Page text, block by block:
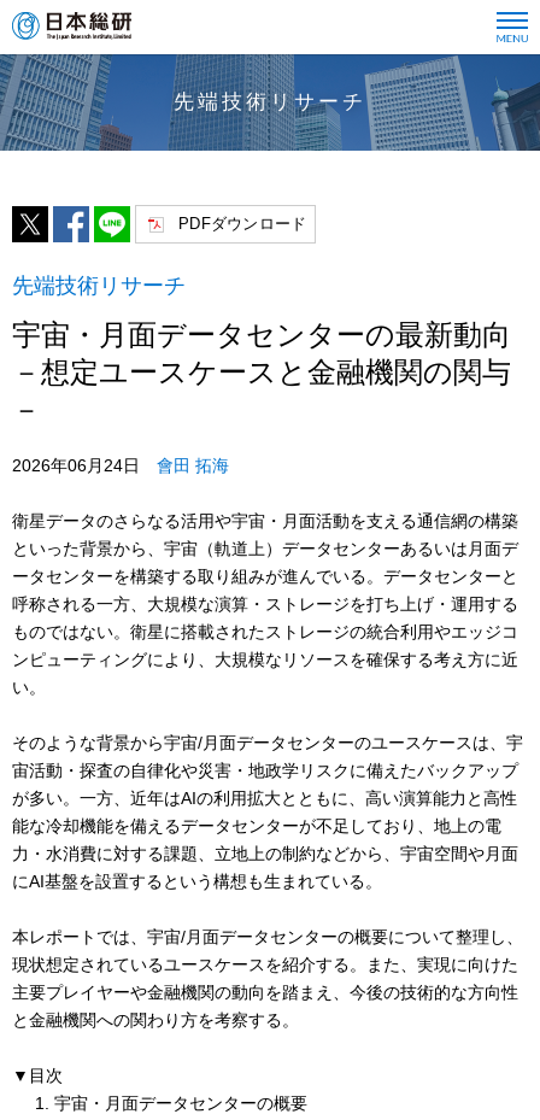
先端技術リサーチ
PDFダウンロード
先端技術リサーチ
宇宙・月面データセンターの最新動向
－想定ユースケースと金融機関の関与
－
2026年06月24日 會田 拓海
衛星データのさらなる活用や宇宙・月面活動を支える通信網の構築
といった背景から、宇宙（軌道上）データセンターあるいは月面デ
ータセンターを構築する取り組みが進んでいる。データセンターと
呼称される一方、大規模な演算・ストレージを打ち上げ・運用する
ものではない。衛星に搭載されたストレージの統合利用やエッジコ
ンピューティングにより、大規模なリソースを確保する考え方に近
い。
そのような背景から宇宙/月面データセンターのユースケースは、宇
宙活動・探査の自律化や災害・地政学リスクに備えたバックアップ
が多い。一方、近年はAIの利用拡大とともに、高い演算能力と高性
能な冷却機能を備えるデータセンターが不足しており、地上の電
力・水消費に対する課題、立地上の制約などから、宇宙空間や月面
にAI基盤を設置するという構想も生まれている。
本レポートでは、宇宙/月面データセンターの概要について整理し、
現状想定されているユースケースを紹介する。また、実現に向けた
主要プレイヤーや金融機関の動向を踏まえ、今後の技術的な方向性
と金融機関への関わり方を考察する。
▼目次
宇宙・月面データセンターの概要